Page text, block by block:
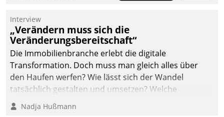
Die monatlichen
Mitteilungen zum
Heizungs- und
Wasserverbrauch gehen
automatisiert, vollständig
und auf Wunsch über
mehrere zuvor
Kommunikationswege bei
Interview
„Verändern muss sich die
Veränderungsbereitschaft“
Die Immobilienbranche erlebt die digitale
Transformation. Doch muss man gleich alles über
den Haufen werfen? Wie lässt sich der Wandel
tatsächlich gestalten und umsetzen? Welche
Argumente zählen wirklich?
Nadja Hußmann